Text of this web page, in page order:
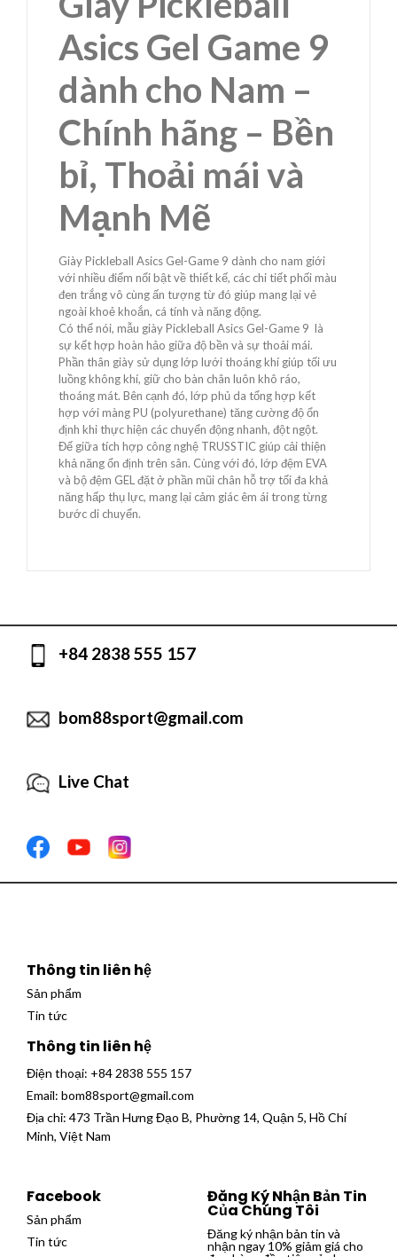
Asics Gel Game 9
dành cho Nam –
Chính hãng – Bền
bỉ, Thoải mái và
Mạnh Mẽ
Giày Pickleball Asics Gel-Game 9 dành cho nam giới
với nhiều điểm nổi bật về thiết kế, các chi tiết phối màu
đen trắng vô cùng ấn tượng từ đó giúp mang lại vẻ
ngoài khoẻ khoắn, cá tính và năng động.
Có thể nói, mẫu giày Pickleball Asics Gel-Game 9 là
sự kết hợp hoàn hảo giữa độ bền và sự thoải mái.
Phần thân giày sử dụng lớp lưới thoáng khí giúp tối ưu
luồng không khí, giữ cho bàn chân luôn khô ráo,
thoáng mát. Bên cạnh đó, lớp phủ da tổng hợp kết
hợp với màng PU (polyurethane) tăng cường độ ổn
định khi thực hiện các chuyển động nhanh, đột ngột.
Đế giữa tích hợp công nghệ TRUSSTIC giúp cải thiện
khả năng ổn định trên sân. Cùng với đó, lớp đệm EVA
và bộ đệm GEL đặt ở phần mũi chân hỗ trợ tối đa khả
năng hấp thụ lực, mang lại cảm giác êm ái trong từng
bước di chuyển.
+84 2838 555 157
bom88sport@gmail.com
Live Chat
Thông tin liên hệ
Sản phẩm
Tin tức
Thông tin liên hệ
Điện thoại: +84 2838 555 157
Email: bom88sport@gmail.com
Địa chỉ: 473 Trần Hưng Đạo B, Phường 14, Quận 5, Hồ Chí
Minh, Việt Nam
Facebook
Sản phẩm
Tin tức
Đăng Ký Nhận Bản Tin
Của Chúng Tôi
Đăng ký nhận bản tin và
nhận ngay 10% giảm giá cho